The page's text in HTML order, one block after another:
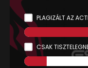
PLAGIZÁLT AZ
CSAK